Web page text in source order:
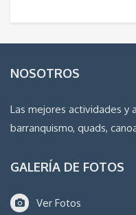
NOSOTROS
Las mejores actividades y
barranquismo, quads,
GALERÍA DE FOTOS
Ver Fotos